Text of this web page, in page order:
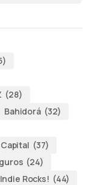
(28)
Bahidorá (32)
(37)
(24)
Rocks! (44)